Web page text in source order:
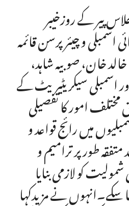
پیر کے روزخیبر
و چیئرپرسن قائمہ
خان، صوبیہ شاہد،
اسمبلی سیکریٹیریٹ کے
امور کا تفصیلی
میں رائج قواعد و
طور پر ترامیم و
کو لازمی بنایا
نے مزیدکہا